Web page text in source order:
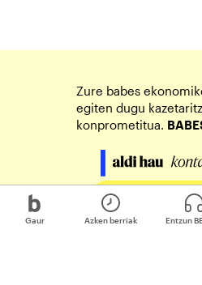
Gaur Azken berriak Entzun
Zure babes
egiten dugu
konprometitua.
Egin zure